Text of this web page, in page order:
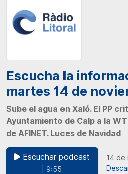
Escucha la
martes 14 de
Sube el agua en Xaló. El PP
Ayuntamiento de Calp a la
de AFINET. Luces de Navidad
Escuchar podcast
| 9:55
14 de